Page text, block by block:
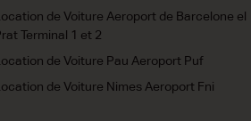
de Voiture Aeroport de Barcelone el
Terminal 1 et 2
de Voiture Pau Aeroport Puf
de Voiture Nimes Aeroport Fni